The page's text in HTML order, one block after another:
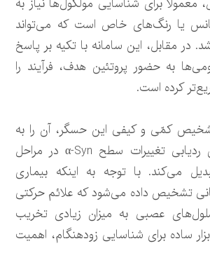
برای شناسایی مولکول‌ها نیاز به
یا رنگ‌های خاص است که می‌تواند
در مقابل، این سامانه با تکیه بر پاسخ
به حضور پروتئین هدف، فرآیند را
کرده است.
کمّی و کیفی این حسگر، آن را به
ابزاری ارزشمند برای ردیابی تغییرات سطح α-Syn در مراحل
می‌کند. با توجه به اینکه بیماری
تشخیص داده می‌شود که علائم حرکتی
عصبی به میزان زیادی تخریب
ساده برای شناسایی زودهنگام، اهمیت